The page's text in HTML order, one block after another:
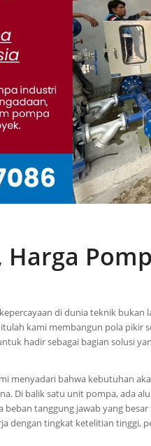
Harga
di dunia teknik
kami membangun pola pikir
hadir sebagai bagian solusi
menyadari bahwa kebutuhan
Di balik satu unit pompa, ada
beban tanggung jawab yang
dengan tingkat ketelitian tinggi,